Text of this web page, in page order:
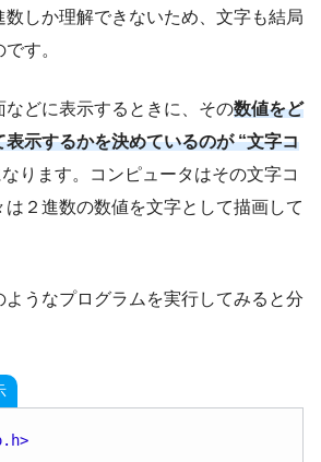
数しか理解できないため、文字も結局
す。
などに表示するときに、その数値をど
示するかを決めているのが “文字コ
ります。コンピュータはその文字コ
２進数の数値を文字として描画して
ようなプログラムを実行してみると分